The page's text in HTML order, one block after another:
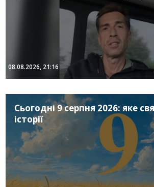
08.08.2026, 21:16
Сьогодні 9 серпня 2026: яке
історії